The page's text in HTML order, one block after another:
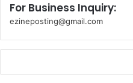
For Business Inquiry:
ezineposting@gmail.com